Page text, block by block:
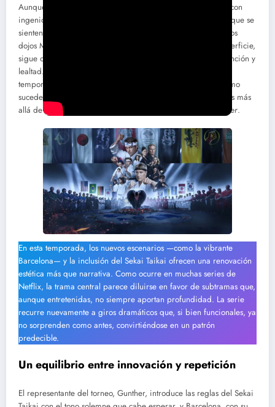
Aunque la serie ha sabido manejar el legado de
con
ingenio, gran parte de su estructura se apoya en dinámicas que se
sienten familiares, casi predecibles. La confrontación entre los
dojos Miyagi-Do y Cobra Kai, si bien emocionante en la superficie,
sigue orbitando los mismos temas de rivalidad juvenil, redención y
lealtad. Este enfoque, que fue cautivador en las primeras
temporadas, comienza a mostrar signos de agotamiento, como
sucede con otros productos de Netflix que alargan sus tramas más
allá de su frescura inicial, como
The Witcher.
En esta temporada, los nuevos escenarios —como la vibrante
Barcelona— y la inclusión del Sekai Taikai ofrecen una renovación
estética más que narrativa. Como ocurre en muchas series de
Netflix, la trama central parece diluirse en favor de subtramas que,
aunque entretenidas, no siempre aportan profundidad. La serie
recurre nuevamente a giros dramáticos que, si bien funcionales, ya
no sorprenden como antes, convirtiéndose en un patrón
predecible.
Un equilibrio entre innovación y repetición
El representante del torneo, Gunther, introduce las reglas del Sekai